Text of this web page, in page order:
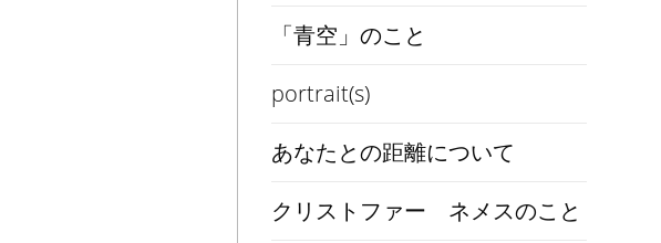
「青空」のこと
portrait(s)
あなたとの距離について
クリストファー ネメスのこと